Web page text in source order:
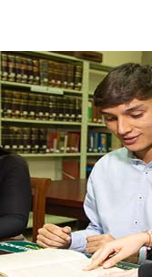
Monteávila